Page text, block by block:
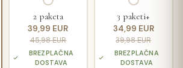
2 paketa
39,99 EUR
45,98 EUR
BREZPLAČNA
DOSTAVA
3 paketi+
34,99 EUR
39,98 EUR
BREZPLAČNA
DOSTAVA